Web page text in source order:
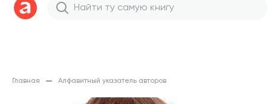
Главная Алфавитный указатель авторов